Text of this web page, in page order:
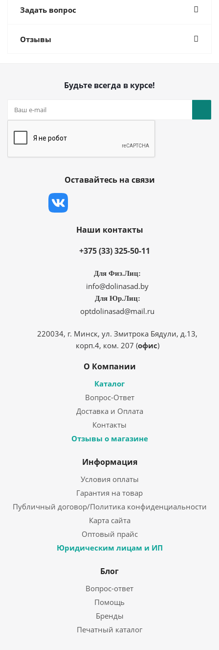
Задать вопрос
Отзывы
Будьте всегда в курсе!
Оставайтесь на связи
Наши контакты
+375 (33) 325-50-11
Для Физ.Лиц:
info@dolinasad.by
Для Юр.Лиц:
optdolinasad@mail.ru
220034, г. Минск, ул. Змитрока Бядули, д.13,
корп.4, ком. 207 (офис)
О Компании
Каталог
Вопрос-Ответ
Доставка и Оплата
Контакты
Отзывы о магазине
Информация
Условия оплаты
Гарантия на товар
Публичный договор/Политика конфиденциальности
Карта сайта
Оптовый прайс
Юридическим лицам и ИП
Блог
Вопрос-ответ
Помощь
Бренды
Печатный каталог